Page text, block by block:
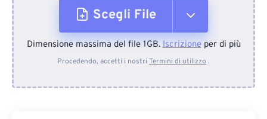
Scegli File
Dal dispositivo
Dimensione massima del file 1GB.Iscrizioneper di più
Procedendo, accetti i nostri Termini di utilizzo .